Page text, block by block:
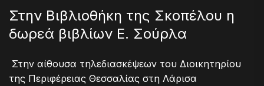
Στην Βιβλιοθήκη της Σκοπέλου η
δωρεά βιβλίων Ε. Σούρλα
Στην αίθουσα τηλεδιασκέψεων του Διοικητηρίου
της Περιφέρειας Θεσσαλίας στη Λάρισα